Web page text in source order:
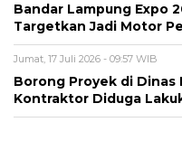
Bandar Lampung Expo
Targetkan Jadi Motor
Jumat, 17 Juli 2026 - 09:57 WIB
Borong Proyek di Dinas
Kontraktor Diduga